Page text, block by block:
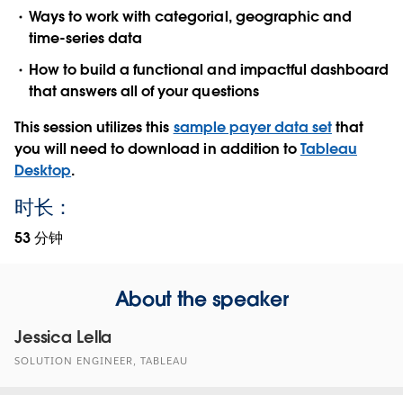
Ways to work with categorial, geographic and
time-series data
How to build a functional and impactful dashboard
that answers all of your questions
This session utilizes this sample payer data setthat
you will need to download in addition toTableau
Desktop.
时长：
53 分钟
About the speaker
Jessica Lella
SOLUTION ENGINEER, TABLEAU